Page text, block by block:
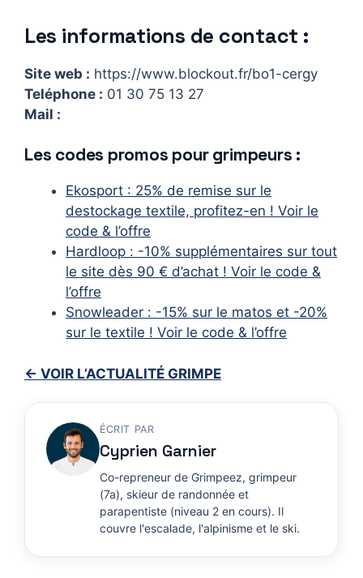
Les informations de contact :
Site web : https://www.blockout.fr/bo1-cergy
Teléphone : 01 30 75 13 27
Mail :
Les codes promos pour grimpeurs :
Ekosport : 25% de remise sur le
destockage textile, profitez-en ! Voir le
code & l’offre
Hardloop : -10% supplémentaires sur tout
le site dès 90 € d’achat ! Voir le code &
l’offre
Snowleader : -15% sur le matos et -20%
sur le textile ! Voir le code & l’offre
← VOIR L’ACTUALITÉ GRIMPE
ÉCRIT PAR
Cyprien Garnier
Co-repreneur de Grimpeez, grimpeur
(7a), skieur de randonnée et
parapentiste (niveau 2 en cours). Il
couvre l'escalade, l'alpinisme et le ski.